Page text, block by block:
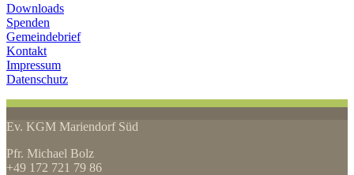
Downloads
Spenden
Gemeindebrief
Kontakt
Impressum
Datenschutz
Ev. KGM Mariendorf Süd
Pfr. Michael Bolz
+49 172 721 79 86